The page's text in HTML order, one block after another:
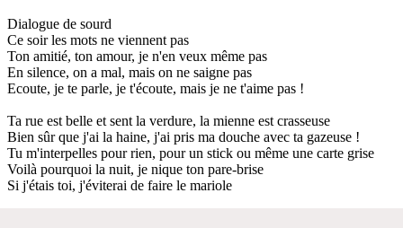
Dialogue de sourd
Ce soir les mots ne viennent pas
Ton amitié, ton amour, je n'en veux même pas
En silence, on a mal, mais on ne saigne pas
Ecoute, je te parle, je t'écoute, mais je ne t'aime pas !
Ta rue est belle et sent la verdure, la mienne est crasseuse
Bien sûr que j'ai la haine, j'ai pris ma douche avec ta gazeuse !
Tu m'interpelles pour rien, pour un stick ou même une carte grise
Voilà pourquoi la nuit, je nique ton pare-brise
Si j'étais toi, j'éviterai de faire le mariole